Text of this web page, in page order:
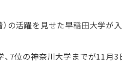
）の活躍を見せた早稲田大学が
、7位の神奈川大学までが11月3